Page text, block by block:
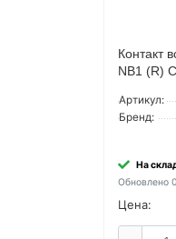
Контакт
NB1 (R)
Артикул:
Бренд:
На
Обновлено
Цена: